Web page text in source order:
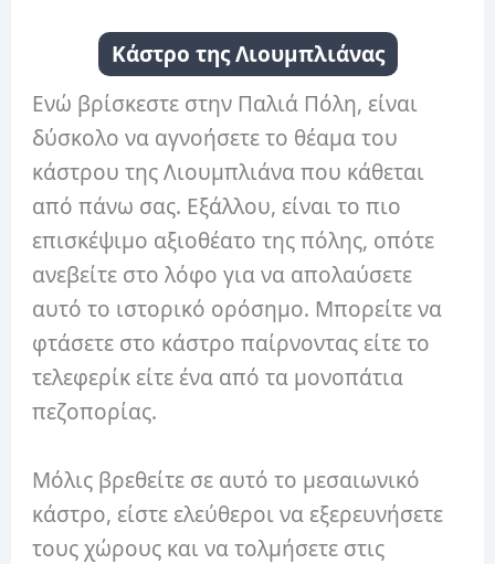
Κάστρο της Λιουμπλιάνας
Ενώ βρίσκεστε στην Παλιά Πόλη, είναι
δύσκολο να αγνοήσετε το θέαμα του
κάστρου της Λιουμπλιάνα που κάθεται
από πάνω σας. Εξάλλου, είναι το πιο
επισκέψιμο αξιοθέατο της πόλης, οπότε
ανεβείτε στο λόφο για να απολαύσετε
αυτό το ιστορικό ορόσημο. Μπορείτε να
φτάσετε στο κάστρο παίρνοντας είτε το
τελεφερίκ είτε ένα από τα μονοπάτια
πεζοπορίας.
Μόλις βρεθείτε σε αυτό το μεσαιωνικό
κάστρο, είστε ελεύθεροι να εξερευνήσετε
τους χώρους και να τολμήσετε στις